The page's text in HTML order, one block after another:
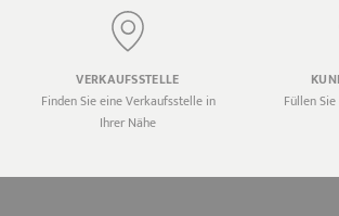
VERKAUFSSTELLE
Finden Sie eine Verkaufsstelle in
Ihrer Nähe
Füllen